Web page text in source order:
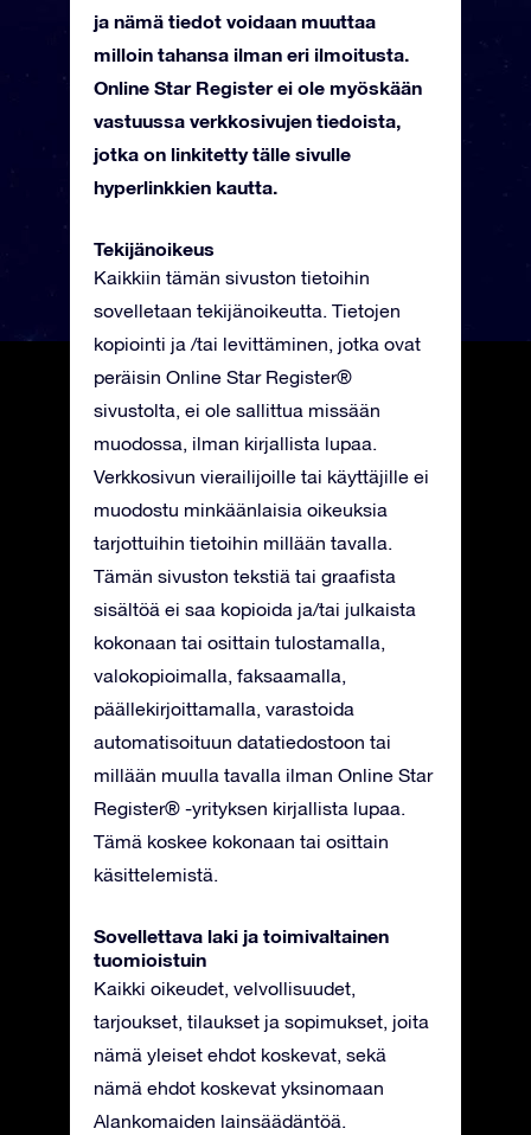
ja nämä tiedot voidaan muuttaa
milloin tahansa ilman eri ilmoitusta.
Online Star Register ei ole myöskään
vastuussa verkkosivujen tiedoista,
jotka on linkitetty tälle sivulle
hyperlinkkien kautta.
Tekijänoikeus
Kaikkiin tämän sivuston tietoihin
sovelletaan tekijänoikeutta. Tietojen
kopiointi ja /tai levittäminen, jotka ovat
peräisin Online Star Register®
sivustolta, ei ole sallittua missään
muodossa, ilman kirjallista lupaa.
Verkkosivun vierailijoille tai käyttäjille ei
muodostu minkäänlaisia oikeuksia
tarjottuihin tietoihin millään tavalla.
Tämän sivuston tekstiä tai graafista
sisältöä ei saa kopioida ja/tai julkaista
kokonaan tai osittain tulostamalla,
valokopioimalla, faksaamalla,
päällekirjoittamalla, varastoida
automatisoituun datatiedostoon tai
millään muulla tavalla ilman Online Star
Register® -yrityksen kirjallista lupaa.
Tämä koskee kokonaan tai osittain
käsittelemistä.
Sovellettava laki ja toimivaltainen
tuomioistuin
Kaikki oikeudet, velvollisuudet,
tarjoukset, tilaukset ja sopimukset, joita
nämä yleiset ehdot koskevat, sekä
nämä ehdot koskevat yksinomaan
Alankomaiden lainsäädäntöä.